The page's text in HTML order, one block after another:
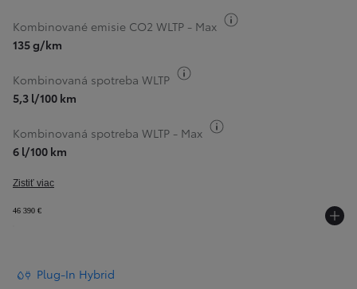
Kombinované emisie CO2 WLTP - Max
135 g/km
Kombinovaná spotreba WLTP
5,3 l/100 km
Kombinovaná spotreba WLTP - Max
6 l/100 km
Zistiť viac
46 390 €
Plug-In Hybrid